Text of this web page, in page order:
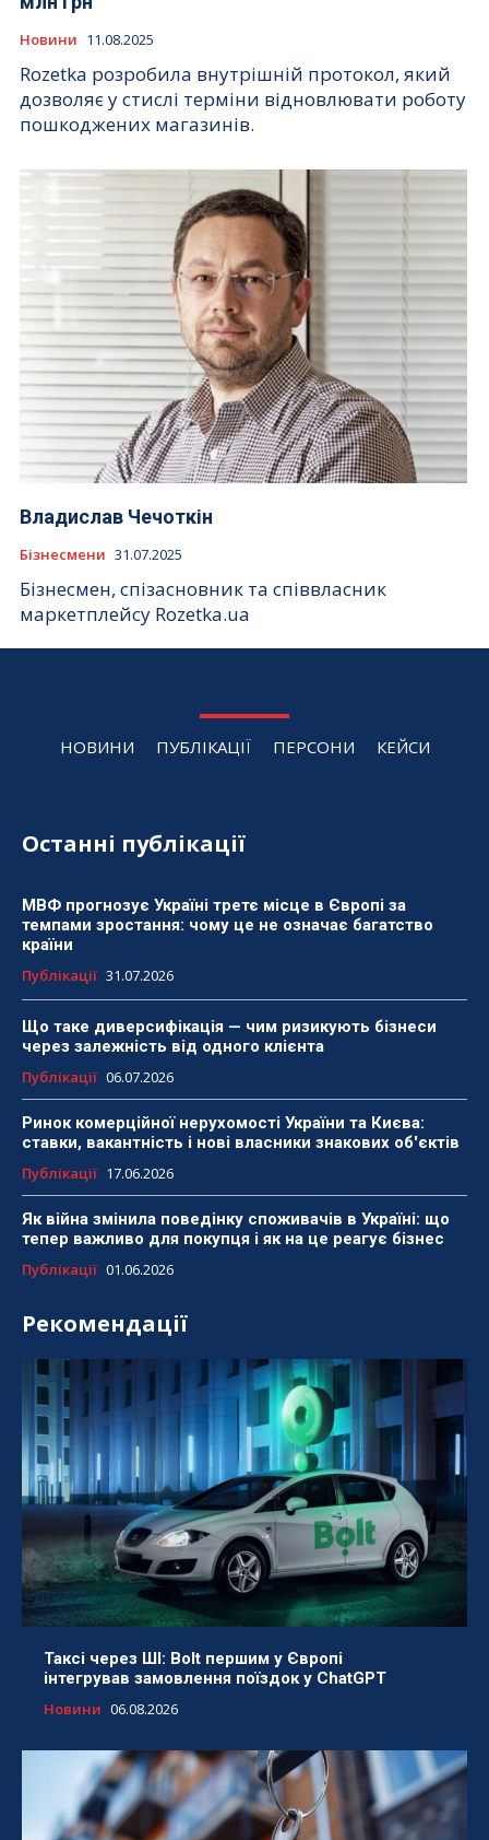
Новини 11.08.2025
Rozetka розробила внутрішній протокол, який
дозволяє у стислі терміни відновлювати роботу
пошкоджених магазинів.
Владислав Чечоткін
Бізнесмени 31.07.2025
Бізнесмен, спізасновник та співвласник
маркетплейсу Rozetka.ua
НОВИНИ ПУБЛІКАЦІЇ ПЕРСОНИ КЕЙСИ
Останні публікації
МВФ прогнозує Україні третє місце в Європі за
темпами зростання: чому це не означає багатство
країни
Публікації 31.07.2026
Що таке диверсифікація — чим ризикують бізнеси
через залежність від одного клієнта
Публікації 06.07.2026
Ринок комерційної нерухомості України та Києва:
ставки, вакантність і нові власники знакових об'єктів
Публікації 17.06.2026
Як війна змінила поведінку споживачів в Україні: що
тепер важливо для покупця і як на це реагує бізнес
Публікації 01.06.2026
Рекомендації
Таксі через ШІ: Bolt першим у Європі
інтегрував замовлення поїздок у ChatGPT
Новини 06.08.2026